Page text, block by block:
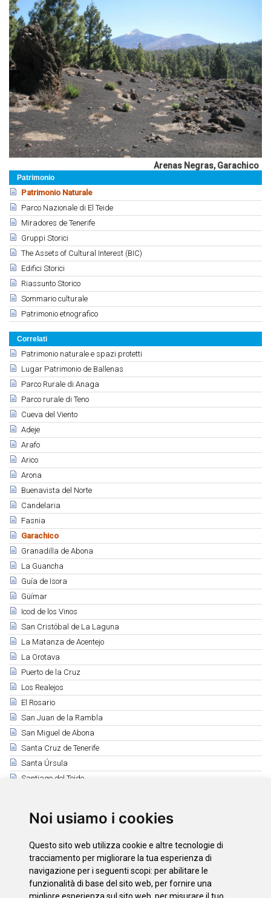
Noi usiamo i cookies
Questo sito web utilizza cookie e altre tecnologie di
tracciamento per migliorare la tua esperienza di
navigazione per i seguenti scopi: per abilitare le
funzionalità di base del sito web, per fornire una
Patrimonio
Patrimonio Naturale
Parco Nazionale di El Teide
Miradores de Tenerife
Gruppi Storici
The Assets of Cultural Interest (BIC)
Edifici Storici
Riassunto Storico
Sommario culturale
Patrimonio etnografico
Correlati
Patrimonio naturale e spazi protetti
Lugar Patrimonio de Ballenas
Parco Rurale di Anaga
Parco rurale di Teno
Cueva del Viento
Adeje
Arafo
Arico
Arona
Buenavista del Norte
Candelaria
Fasnia
Garachico
Granadilla de Abona
La Guancha
Guía de Isora
Güímar
Icod de los Vinos
San Cristóbal de La Laguna
La Matanza de Acentejo
La Orotava
Puerto de la Cruz
Los Realejos
El Rosario
San Juan de la Rambla
San Miguel de Abona
Santa Cruz de Tenerife
Santa Úrsula
Santiago del Teide
Tacoronte
Tegueste
Vilaflor
La Victoria de Acentejo
Arenas Negras, Garachico